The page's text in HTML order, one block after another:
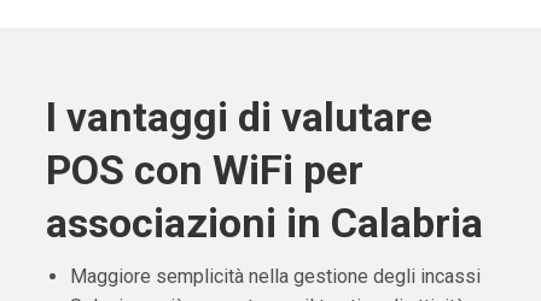
I vantaggi di valutare
POS con WiFi per
associazioni in Calabria
Maggiore semplicità nella gestione degli incassi